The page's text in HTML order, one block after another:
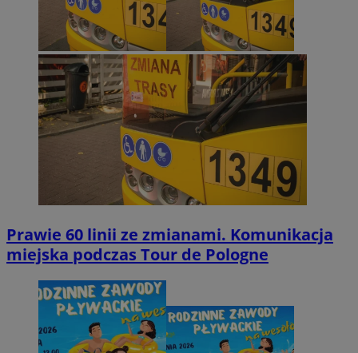
Prawie 60 linii ze zmianami. Komunikacja
miejska podczas Tour de Pologne